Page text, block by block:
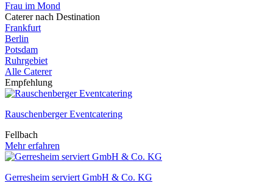
Frau im Mond
Caterer nach Destination
Frankfurt
Berlin
Potsdam
Ruhrgebiet
Alle Caterer
Empfehlung
Rauschenberger Eventcatering
Fellbach
Mehr erfahren
Gerresheim serviert GmbH & Co. KG